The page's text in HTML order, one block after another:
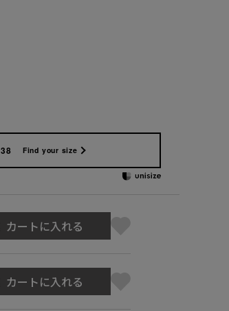
38 Find your size
カートに入れる
カートに入れる